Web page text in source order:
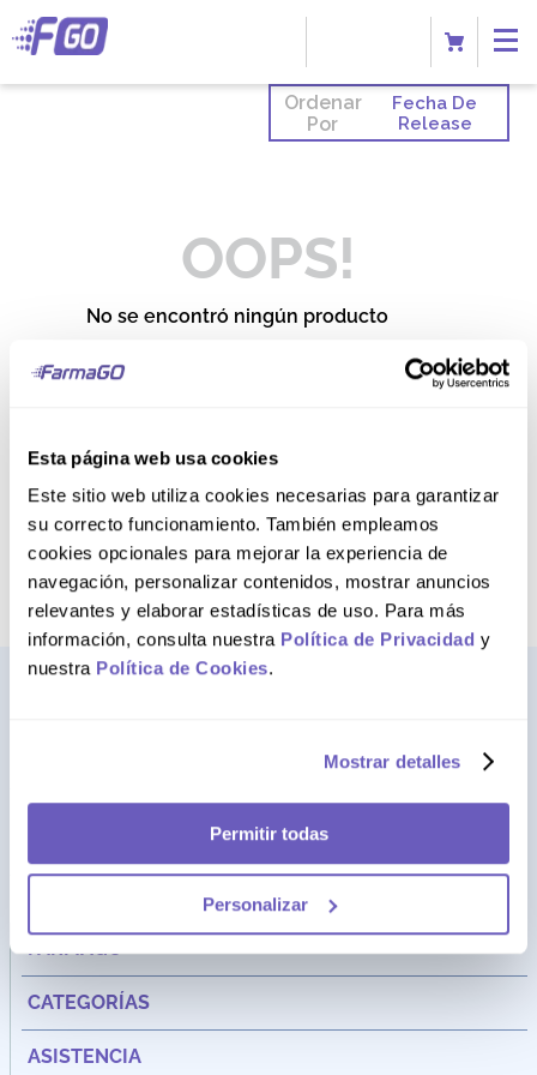
Esta página web usa cookies
Este sitio web utiliza cookies necesarias para garantizar
su correcto funcionamiento. También empleamos
cookies opcionales para mejorar la experiencia de
navegación, personalizar contenidos, mostrar anuncios
relevantes y elaborar estadísticas de uso. Para más
información, consulta nuestra Política de Privacidad y
nuestra Política de Cookies.
Mostrar detalles
Permitir todas
Personalizar
Ordenar
Por
Fecha De
Release
OOPS!
No se encontró ningún producto
Intenta utilizar una sola palabra
búsqueda
Intenta buscar sinónimos del
término deseado
Av. Santa Cecilia Nro. 265 Ate - Lima, Perú
FARMAGO
CATEGORÍAS
ASISTENCIA